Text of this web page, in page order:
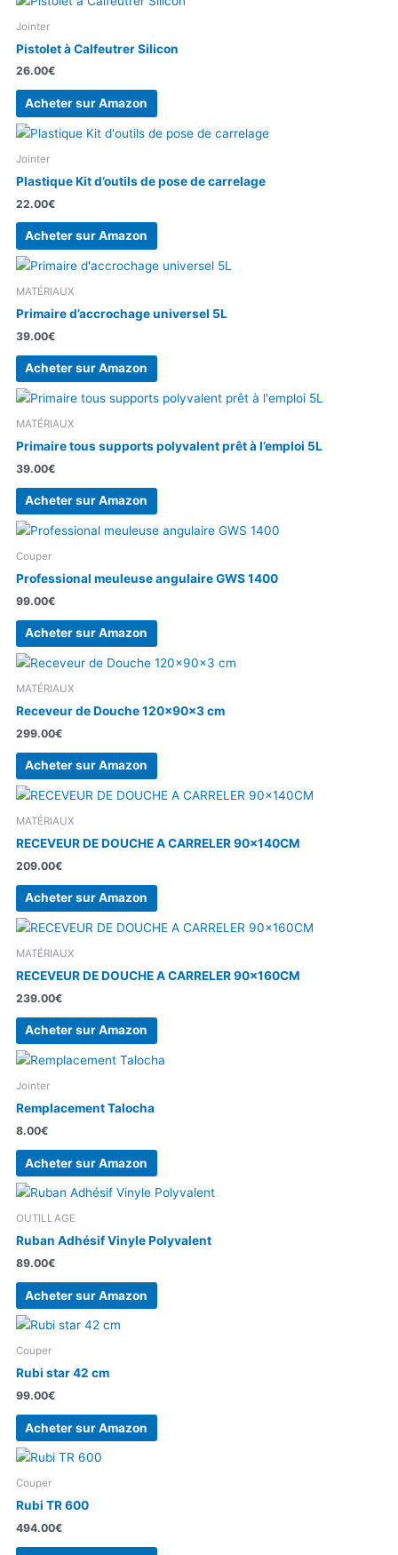
Jointer
Pistolet à Calfeutrer Silicon
26.00€
Acheter sur Amazon
Jointer
Plastique Kit d’outils de pose de carrelage
22.00€
Acheter sur Amazon
MATÉRIAUX
Primaire d’accrochage universel 5L
39.00€
Acheter sur Amazon
MATÉRIAUX
Primaire tous supports polyvalent prêt à l’emploi 5L
39.00€
Acheter sur Amazon
Couper
Professional meuleuse angulaire GWS 1400
99.00€
Acheter sur Amazon
MATÉRIAUX
Receveur de Douche 120x90x3 cm
299.00€
Acheter sur Amazon
MATÉRIAUX
RECEVEUR DE DOUCHE A CARRELER 90x140CM
209.00€
Acheter sur Amazon
MATÉRIAUX
RECEVEUR DE DOUCHE A CARRELER 90x160CM
239.00€
Acheter sur Amazon
Jointer
Remplacement Talocha
8.00€
Acheter sur Amazon
OUTILLAGE
Ruban Adhésif Vinyle Polyvalent
89.00€
Acheter sur Amazon
Couper
Rubi star 42 cm
99.00€
Acheter sur Amazon
Couper
Rubi TR 600
494.00€